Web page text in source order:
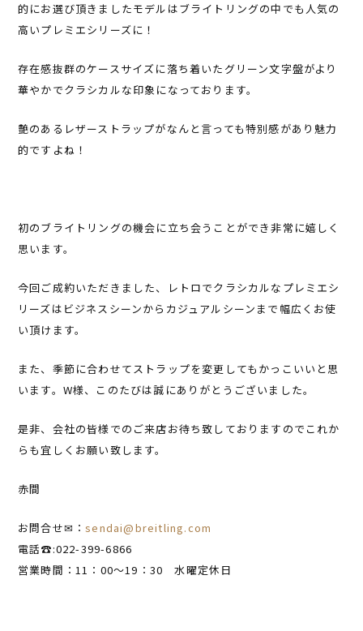
的にお選び頂きましたモデルはブライトリングの中でも人気の
高いプレミエシリーズに！
存在感抜群のケースサイズに落ち着いたグリーン文字盤がより
華やかでクラシカルな印象になっております。
艶のあるレザーストラップがなんと言っても特別感があり魅力
的ですよね！
初のブライトリングの機会に立ち会うことができ非常に嬉しく
思います。
今回ご成約いただきました、レトロでクラシカルなプレミエシ
リーズはビジネスシーンからカジュアルシーンまで幅広くお使
い頂けます。
また、季節に合わせてストラップを変更してもかっこいいと思
います。W様、このたびは誠にありがとうございました。
是非、会社の皆様でのご来店お待ち致しておりますのでこれか
らも宜しくお願い致します。
赤間
お問合せ✉：sendai@breitling.com
電話☎:022-399-6866
営業時間：11：00～19：30 水曜定休日